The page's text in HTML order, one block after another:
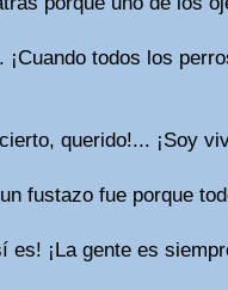
¡Cuando todos los
querido!... ¡Soy
fustazo fue porque
es! ¡La gente es